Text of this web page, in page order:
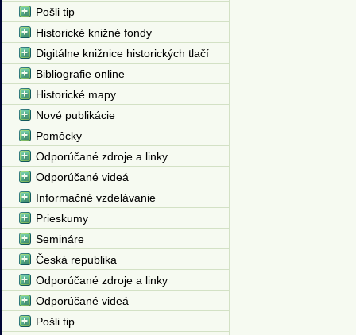
Pošli tip
Historické knižné fondy
Digitálne knižnice historických tlačí
Bibliografie online
Historické mapy
Nové publikácie
Pomôcky
Odporúčané zdroje a linky
Odporúčané videá
Informačné vzdelávanie
Prieskumy
Semináre
Česká republika
Odporúčané zdroje a linky
Odporúčané videá
Pošli tip